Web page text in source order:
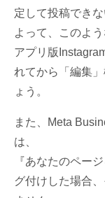
定して投稿でき
よって、このよ
アプリ版
れてから「編集
ょう。
また、Meta
は、
『あなたのペー
グ付けした場合